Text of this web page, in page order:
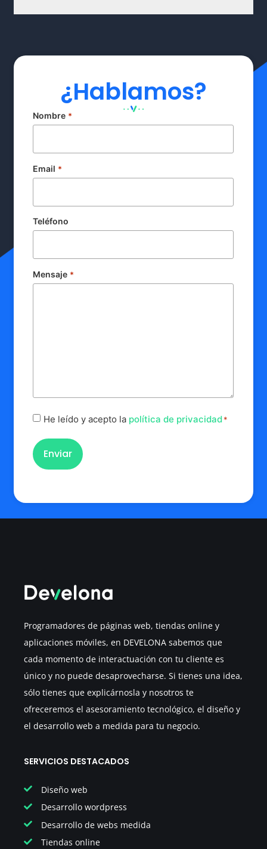
¿Hablamos?
Nombre *
Email *
Teléfono
Mensaje *
Políticas
He leído y acepto la política de privacidad*
Programadores de páginas web, tiendas online y
aplicaciones móviles, en DEVELONA sabemos que
cada momento de interactuación con tu cliente es
único y no puede desaprovecharse. Si tienes una idea,
sólo tienes que explicárnosla y nosotros te
ofreceremos el asesoramiento tecnológico, el diseño y
el desarrollo web a medida para tu negocio.
SERVICIOS DESTACADOS
Diseño web
Desarrollo wordpress
Desarrollo de webs medida
Tiendas online